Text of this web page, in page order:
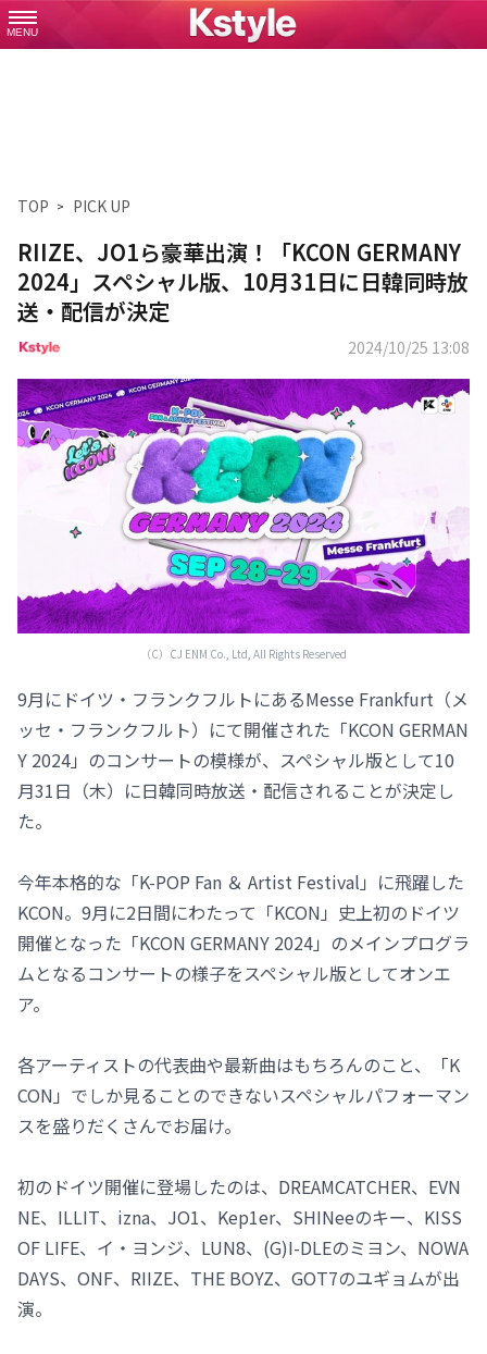
MENU
TOP PICK UP
RIIZE、JO1ら豪華出演！「KCON GERMANY
2024」スペシャル版、10月31日に日韓同時放
送・配信が決定
2024/10/25 13:08
（C）CJ ENM Co., Ltd, All Rights Reserved
9月にドイツ・フランクフルトにあるMesse Frankfurt（メ
ッセ・フランクフルト）にて開催された「KCON GERMAN
Y 2024」のコンサートの模様が、スペシャル版として10
月31日（木）に日韓同時放送・配信されることが決定し
た。
今年本格的な「K-POP Fan ＆ Artist Festival」に飛躍した
KCON。9月に2日間にわたって「KCON」史上初のドイツ
開催となった「KCON GERMANY 2024」のメインプログラ
ムとなるコンサートの様子をスペシャル版としてオンエ
ア。
各アーティストの代表曲や最新曲はもちろんのこと、「K
CON」でしか見ることのできないスペシャルパフォーマン
スを盛りだくさんでお届け。
初のドイツ開催に登場したのは、DREAMCATCHER、EVN
NE、ILLIT、izna、JO1、Kep1er、SHINeeのキー、KISS
OF LIFE、イ・ヨンジ、LUN8、(G)I-DLEのミヨン、NOWA
DAYS、ONF、RIIZE、THE BOYZ、GOT7のユギョムが出
演。